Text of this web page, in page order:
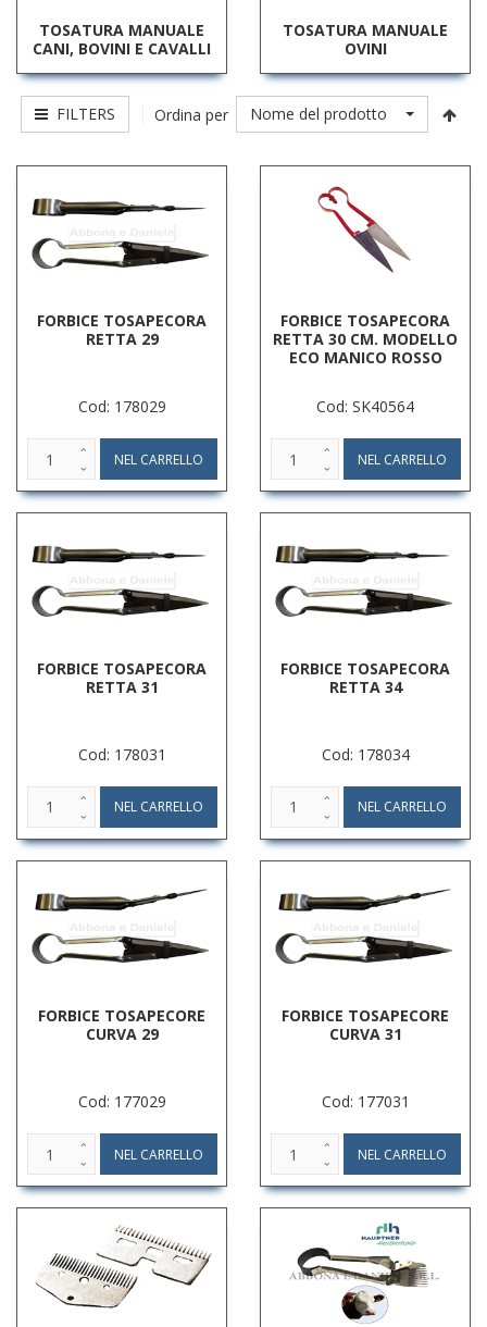
TOSATURA MANUALE
CANI, BOVINI E CAVALLI
TOSATURA MANUALE
OVINI
FILTERS Ordina per Nome del prodotto
FORBICE TOSAPECORA
RETTA 29
Cod: 178029
FORBICE TOSAPECORA
RETTA 30 CM. MODELLO
ECO MANICO ROSSO
Cod: SK40564
FORBICE TOSAPECORA
RETTA 31
Cod: 178031
FORBICE TOSAPECORA
RETTA 34
Cod: 178034
FORBICE TOSAPECORE
CURVA 29
Cod: 177029
FORBICE TOSAPECORE
CURVA 31
Cod: 177031